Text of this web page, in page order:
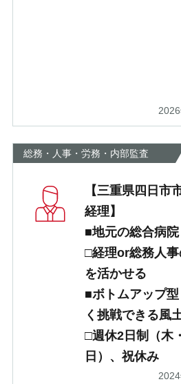
総務・人事・労務・内部監査
【三重県四日市
経理】
■地元の総合病院
□経理or総務人
を活かせる
■ボトムアップ
く挑戦できる風
□週休2日制（木・
日）、祝休み